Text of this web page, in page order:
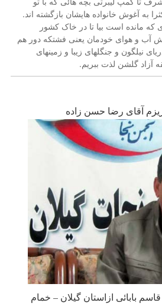
به آغوش خانواده هایشان بازگشته اند.
مانده است بیا تا در خاک کشور
آب و هوای خودمان یعنی فشتکه دور هم
نیلگون و جنگلهای زیبا و زمینهای
آزاد گلشن لذت ببریم.
آقای رضا حسن زاده
بابائی ازاستان گیلان – خمام